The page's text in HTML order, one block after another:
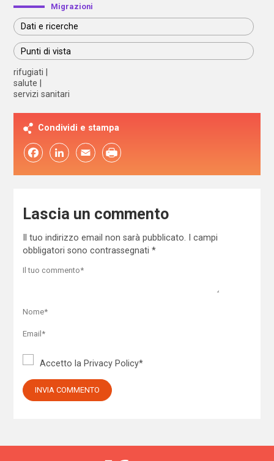
Migrazioni
Dati e ricerche
Punti di vista
rifugiati
salute
servizi sanitari
Condividi e stampa
FacebookLinkedIn Email
Lascia un commento
Il tuo indirizzo email non sarà pubblicato.
I campi
obbligatori sono contrassegnati *
Accetto la Privacy Policy*